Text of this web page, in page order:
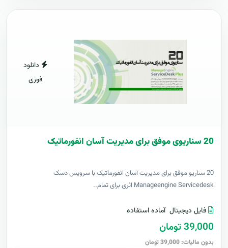
دانلود
فوری
20 سناریوی موفق برای مدیریت آسان انفورماتیک
20 سناریو موفق برای مدیریت آسان انفورماتیک با سرویس دسک
Manageengine Servicedesk اثری برای تمام..
فایل دیجیتال آماده استفاده
39,000 تومان
بدون مالیات: 39,000 تومان